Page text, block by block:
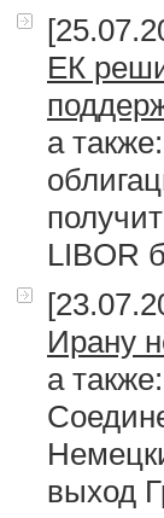
ЕК
а
LIBOR
Ирану
а
выход